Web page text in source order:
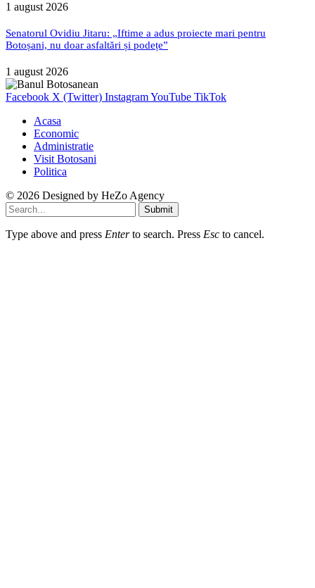
1 august 2026
Senatorul Ovidiu Jitaru: „Iftime a adus proiecte mari pentru
Botoșani, nu doar asfaltări și podețe”
1 august 2026
Facebook X (Twitter) InstagramYouTube TikTok
Acasa
Economic
Administratie
Visit Botosani
Politica
© 2026 Designed by HeZo Agency
Submit
Type above and press Enterto search. Press Esc to cancel.